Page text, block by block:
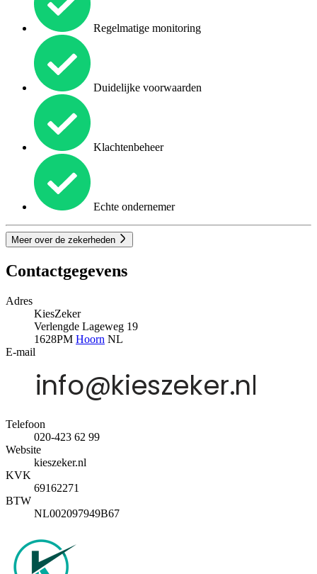
Regelmatige monitoring
Duidelijke voorwaarden
Klachtenbeheer
Echte ondernemer
Meer over de zekerheden
Contactgegevens
Adres
KiesZeker
Verlengde Lageweg 19
1628PM Hoorn NL
E-mail
Telefoon
020-423 62 99
Website
kieszeker.nl
KVK
69162271
BTW
NL002097949B67